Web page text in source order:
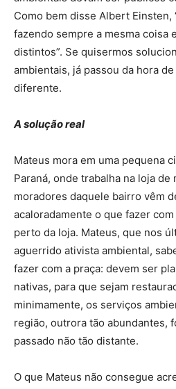
Como bem disse Albert Einsten,
fazendo sempre a mesma coisa
distintos”. Se quisermos
ambientais, já passou da hora
diferente.
A solução real
Mateus mora em uma pequena
Paraná, onde trabalha na loja de
moradores daquele bairro vêm
acaloradamente o que fazer
perto da loja. Mateus, que nos
aguerrido ativista ambiental,
fazer com a praça: devem ser
nativas, para que sejam
minimamente, os serviços
região, outrora tão abundantes,
passado não tão distante.
O que Mateus não consegue